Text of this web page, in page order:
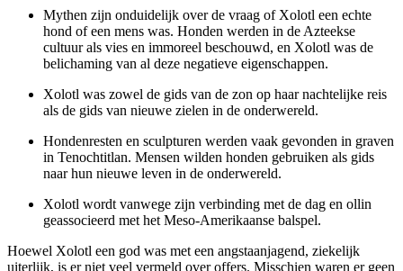
Mythen zijn onduidelijk over de vraag of Xolotl een echte
hond of een mens was. Honden werden in de Azteekse
cultuur als vies en immoreel beschouwd, en Xolotl was de
belichaming van al deze negatieve eigenschappen.
Xolotl was zowel de gids van de zon op haar nachtelijke reis
als de gids van nieuwe zielen in de onderwereld.
Hondenresten en sculpturen werden vaak gevonden in graven
in Tenochtitlan. Mensen wilden honden gebruiken als gids
naar hun nieuwe leven in de onderwereld.
Xolotl wordt vanwege zijn verbinding met de dag en ollin
geassocieerd met het Meso-Amerikaanse balspel.
Hoewel Xolotl een god was met een angstaanjagend, ziekelijk
uiterlijk, is er niet veel vermeld over offers. Misschien waren er geen